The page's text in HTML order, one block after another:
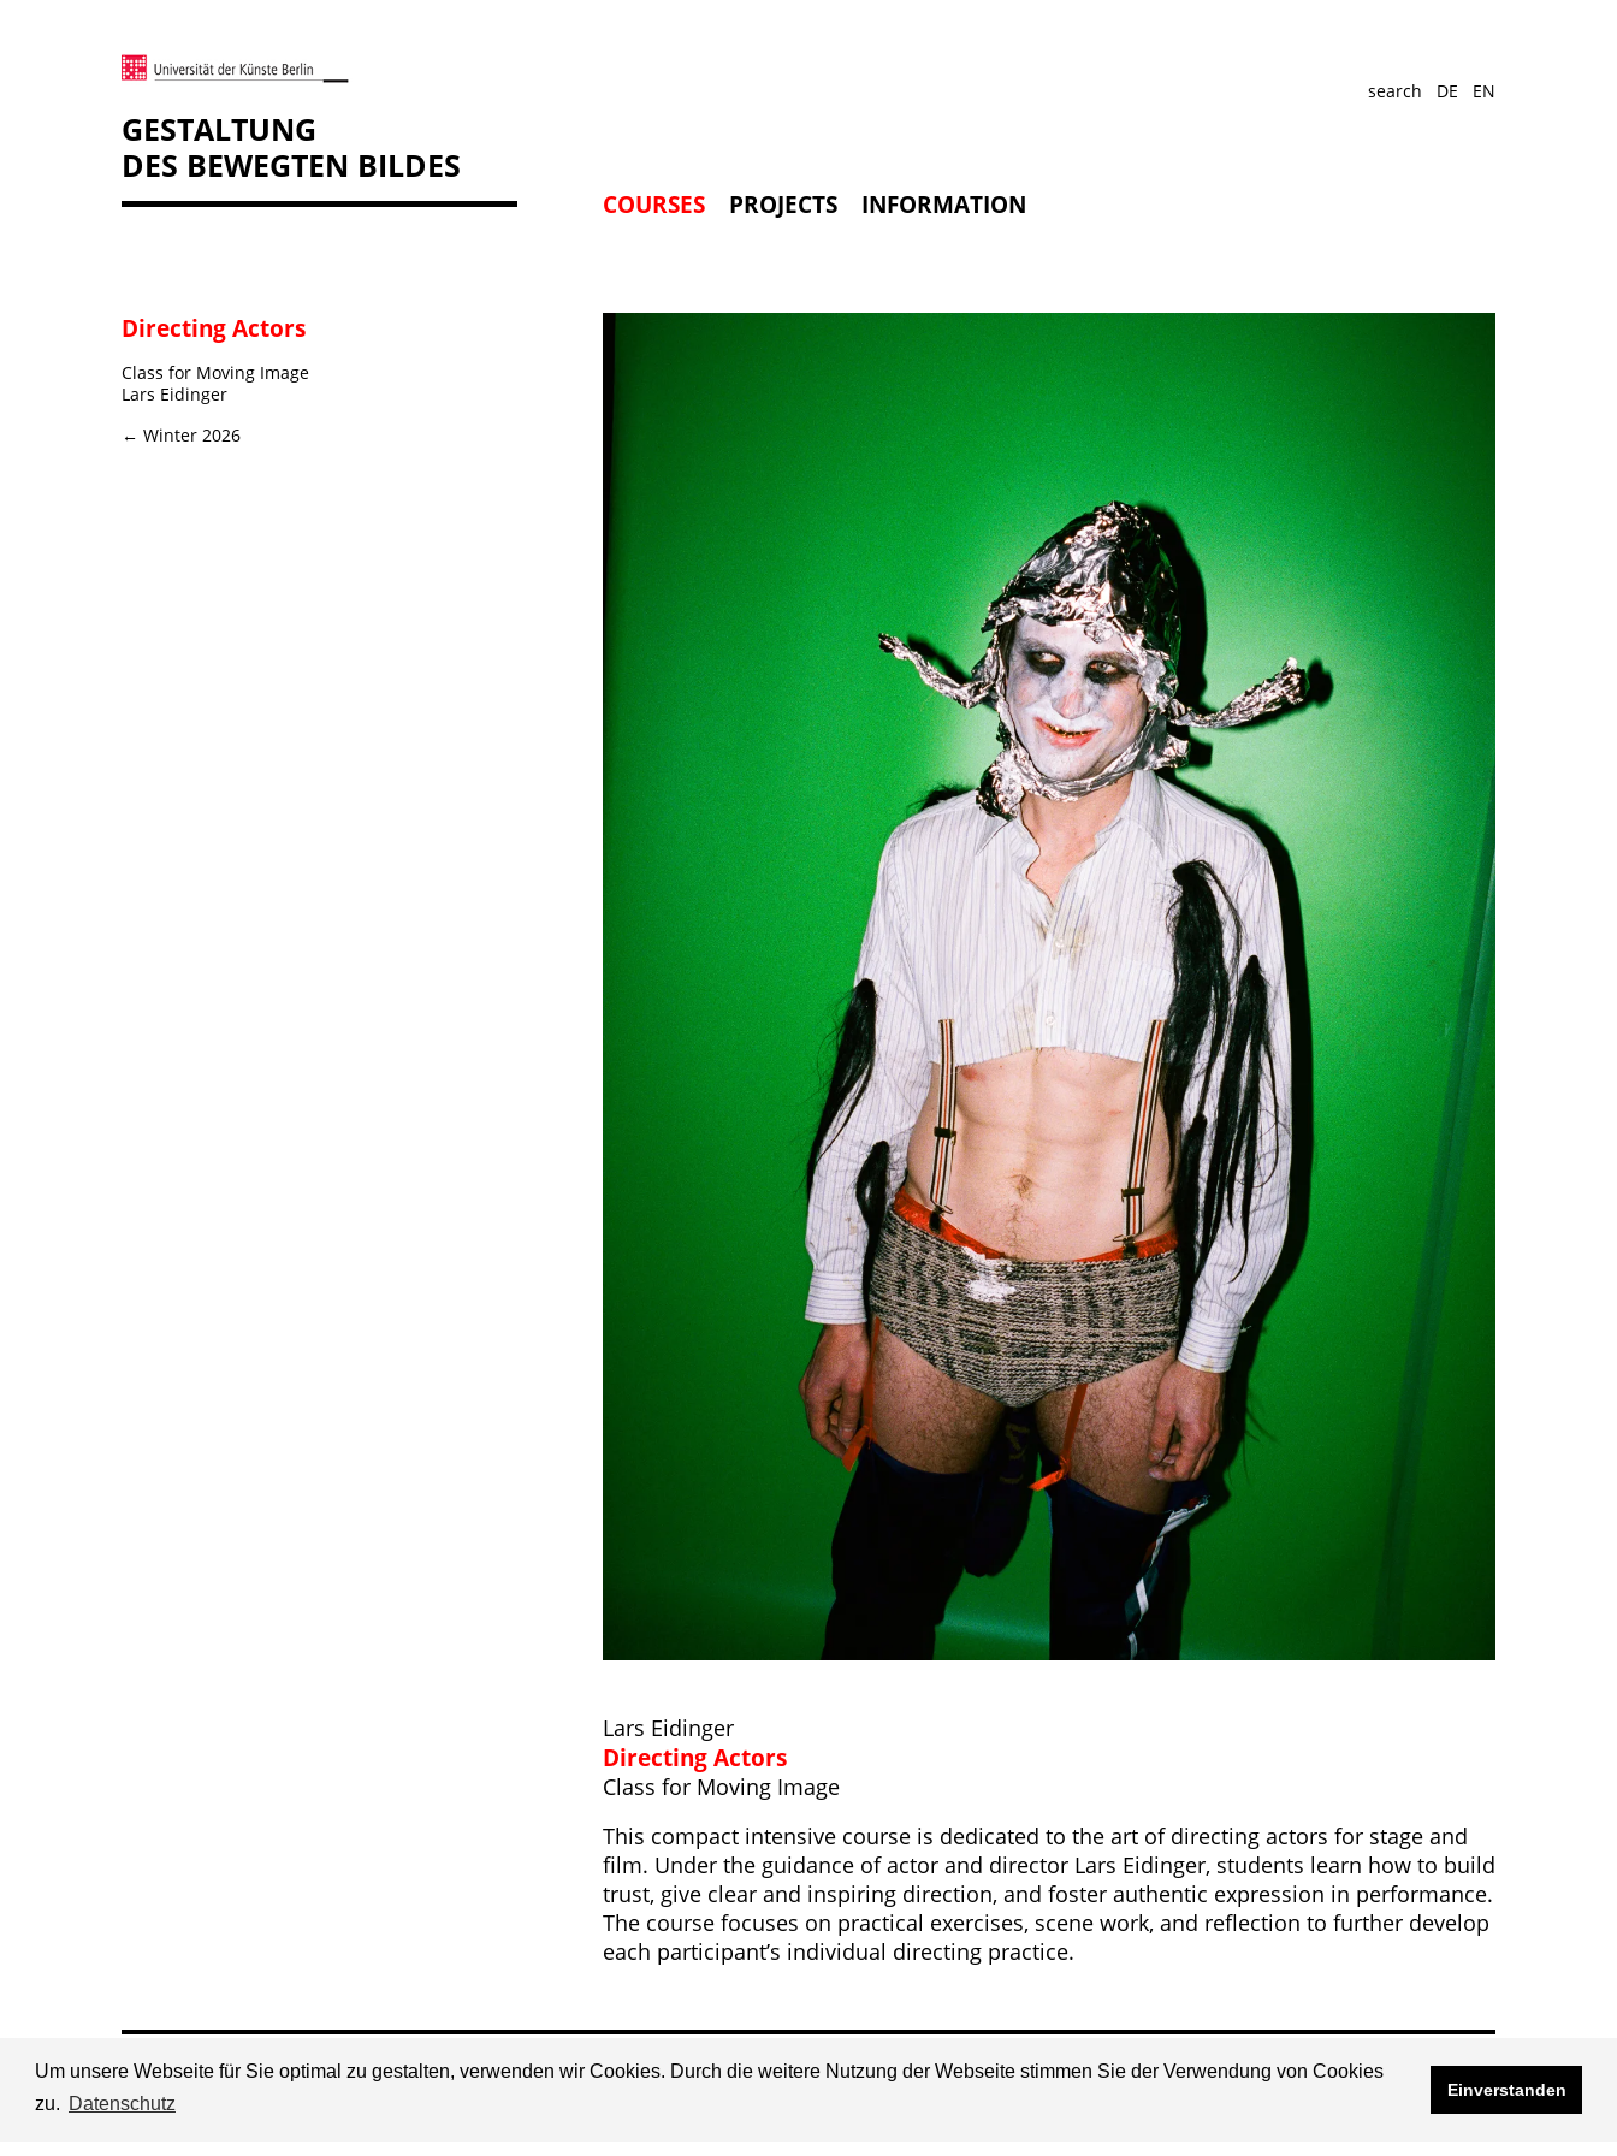
Um unsere Webseite für Sie optimal zu gestalten, verwenden wir Cookies. Durch die weitere Nutzung der Webseite stimmen Sie der Verwendung von Cookies
zu. Datenschutz
Einverstanden
GESTALTUNG
DES BEWEGTEN BILDES
search DE EN
COURSES PROJECTS INFORMATION
Directing Actors
Class for Moving Image
Lars Eidinger
← Winter 2026
Lars Eidinger
Directing Actors
Class for Moving Image
This compact intensive course is dedicated to the art of directing actors for stage and
film. Under the guidance of actor and director Lars Eidinger, students learn how to build
trust, give clear and inspiring direction, and foster authentic expression in performance.
The course focuses on practical exercises, scene work, and reflection to further develop
each participant’s individual directing practice.
Universität der Künste Berlin
© Gestaltung des bewegten Bildes 2026
Imprint